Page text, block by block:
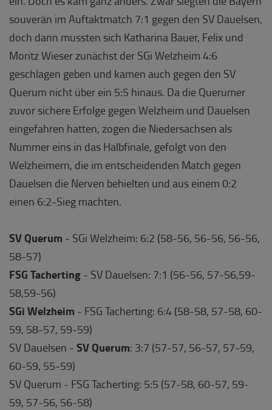
souverän im Auftaktmatch 7:1 gegen den SV Dauelsen,
doch dann mussten sich Katharina Bauer, Felix und
Moritz Wieser zunächst der SGi Welzheim 4:6
geschlagen geben und kamen auch gegen den SV
Querum nicht über ein 5:5 hinaus. Da die Querumer
zuvor sichere Erfolge gegen Welzheim und Dauelsen
eingefahren hatten, zogen die Niedersachsen als
Nummer eins in das Halbfinale, gefolgt von den
Welzheimern, die im entscheidenden Match gegen
Dauelsen die Nerven behielten und aus einem 0:2
einen 6:2-Sieg machten.
SV Querum - SGi Welzheim: 6:2 (58-56, 56-56, 56-56,
58-57)
FSG Tacherting - SV Dauelsen: 7:1 (56-56, 57-56,59-
58,59-56)
SGi Welzheim - FSG Tacherting: 6:4 (58-58, 57-58, 60-
59, 58-57, 59-59)
SV Dauelsen - SV Querum: 3:7 (57-57, 56-57, 57-59,
60-59, 55-59)
SV Querum - FSG Tacherting: 5:5 (57-58, 60-57, 59-
59, 57-56, 56-58)